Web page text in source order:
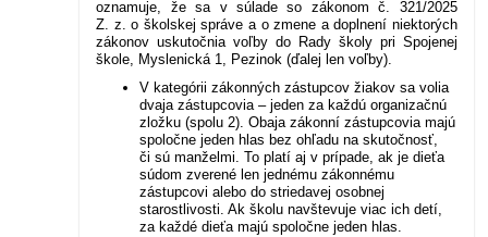
oznamuje, že sa v súlade so zákonom č. 321/2025
Z. z. o školskej správe a o zmene a doplnení niektorých
zákonov uskutočnia voľby do Rady školy pri Spojenej
škole, Myslenická 1, Pezinok (ďalej len voľby).
V kategórii zákonných zástupcov žiakov sa volia
dvaja zástupcovia – jeden za každú organizačnú
zložku (spolu 2). Obaja zákonní zástupcovia majú
spoločne jeden hlas bez ohľadu na skutočnosť,
či sú manželmi. To platí aj v prípade, ak je dieťa
súdom zverené len jednému zákonnému
zástupcovi alebo do striedavej osobnej
starostlivosti. Ak školu navštevuje viac ich detí,
za každé dieťa majú spoločne jeden hlas.